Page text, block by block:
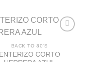
Añadir
BACK TO 80'S
ENTERIZO CORTO